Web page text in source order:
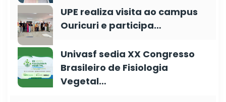
UPE realiza visita ao campus
Ouricuri e participa…
Univasf sedia XX Congresso
Brasileiro de Fisiologia
Vegetal…